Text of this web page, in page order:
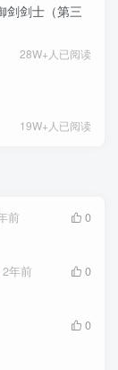
剑剑士（第三
28W+人已阅读
19W+人已阅读
前
0
2年前
0
0